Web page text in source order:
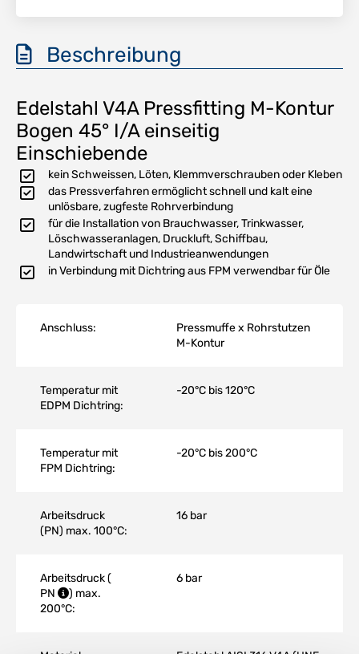
Beschreibung
Edelstahl V4A Pressfitting M-Kontur
Bogen 45° I/A einseitig
Einschiebende
kein Schweissen, Löten, Klemmverschrauben oder Kleben
das Pressverfahren ermöglicht schnell und kalt eine
unlösbare, zugfeste Rohrverbindung
für die Installation von Brauchwasser, Trinkwasser,
Löschwasseranlagen, Druckluft, Schiffbau,
Landwirtschaft und Industrieanwendungen
in Verbindung mit Dichtring aus FPM verwendbar für Öle
Anschluss:
Pressmuffe x Rohrstutzen
M-Kontur
Temperatur mit
EDPM Dichtring:
-20°C bis 120°C
Temperatur mit
FPM Dichtring:
-20°C bis 200°C
Arbeitsdruck
(PN) max. 100°C:
16 bar
Arbeitsdruck (
PN
) max.
200°C:
6 bar